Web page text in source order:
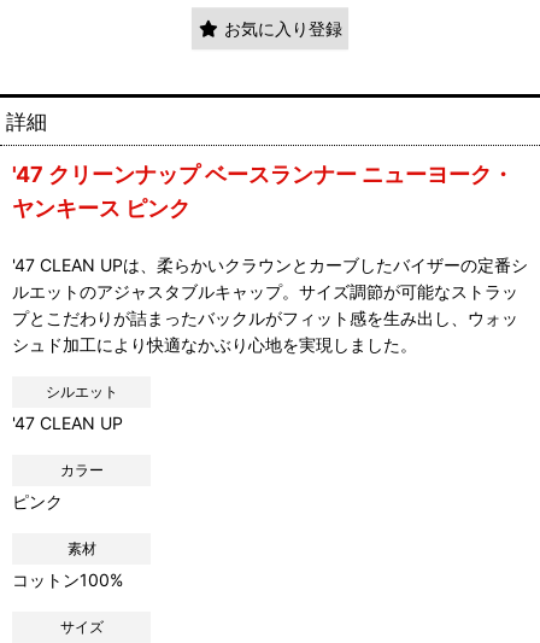
お気に入り登録
詳細
'47 クリーンナップ ベースランナー ニューヨーク・
ヤンキース ピンク
'47 CLEAN UPは、柔らかいクラウンとカーブしたバイザーの定番シ
ルエットのアジャスタブルキャップ。サイズ調節が可能なストラッ
プとこだわりが詰まったバックルがフィット感を生み出し、ウォッ
シュド加工により快適なかぶり心地を実現しました。
シルエット
'47 CLEAN UP
カラー
ピンク
素材
コットン100%
サイズ